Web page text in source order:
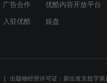
广告合作 优酷内容开放平台
入驻优酷 娱盘
出版物经营许可证：新出发京批字